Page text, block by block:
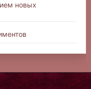
новых